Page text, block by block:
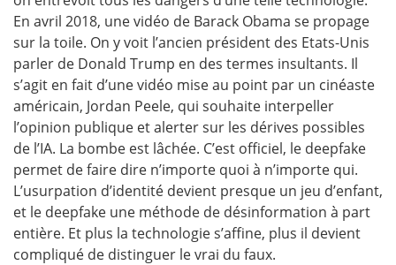
En avril 2018, une vidéo de Barack Obama se propage
sur la toile. On y voit l’ancien président des Etats-Unis
parler de Donald Trump en des termes insultants. Il
s’agit en fait d’une vidéo mise au point par un cinéaste
américain, Jordan Peele, qui souhaite interpeller
l’opinion publique et alerter sur les dérives possibles
de l’IA. La bombe est lâchée. C’est officiel, le deepfake
permet de faire dire n’importe quoi à n’importe qui.
L’usurpation d’identité devient presque un jeu d’enfant,
et le deepfake une méthode de désinformation à part
entière. Et plus la technologie s’affine, plus il devient
compliqué de distinguer le vrai du faux.